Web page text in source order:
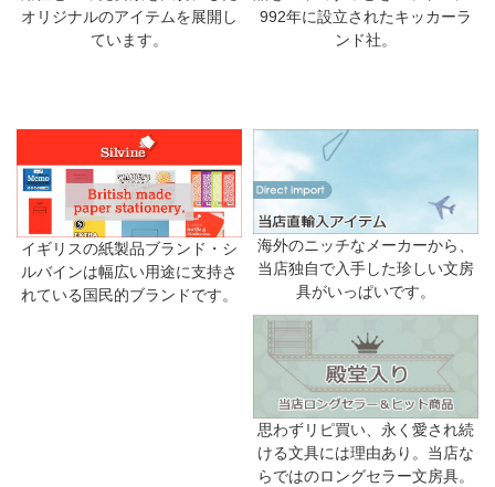
オリジナルのアイテムを展開し
ています。
992年に設立されたキッカーラ
ンド社。
イギリスの紙製品ブランド・シ
ルバインは幅広い用途に支持さ
れている国民的ブランドです。
海外のニッチなメーカーから、
当店独自で入手した珍しい文房
具がいっぱいです。
思わずリピ買い、永く愛され続
ける文具には理由あり。当店な
らではのロングセラー文房具。